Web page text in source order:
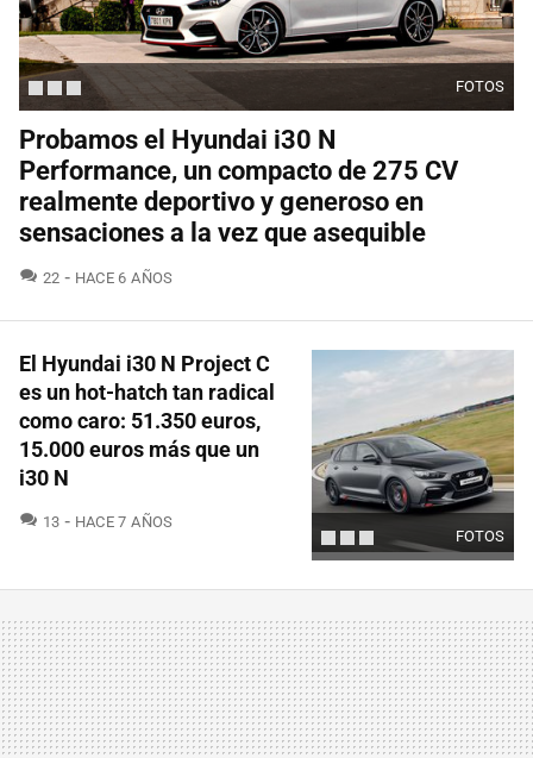
FOTOS
Probamos el Hyundai i30 N
Performance, un compacto de 275 CV
realmente deportivo y generoso en
sensaciones a la vez que asequible
22 COMENTARIOS
HACE 6 AÑOS
FOTOS
El Hyundai i30 N Project C
es un hot-hatch tan radical
como caro: 51.350 euros,
15.000 euros más que un
i30 N
13 COMENTARIOS
HACE 7 AÑOS